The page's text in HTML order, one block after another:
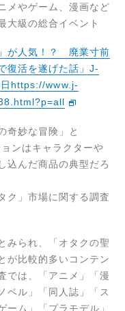
メやゲーム、漫画など
大級の総合イベント
が人気！？ 廃業寸前
復活を遂げた話」J-
https://www.j-
奇妙な冒険」と
ンはキャラクターや
込んだ商品の典型だろ
ク」市場に関する調査
みられ、「オタクの聖
が比較的多いコンテン
では、「アニメ」「漫
ベル」「同人誌」「ス
ーム」「プラモデル」